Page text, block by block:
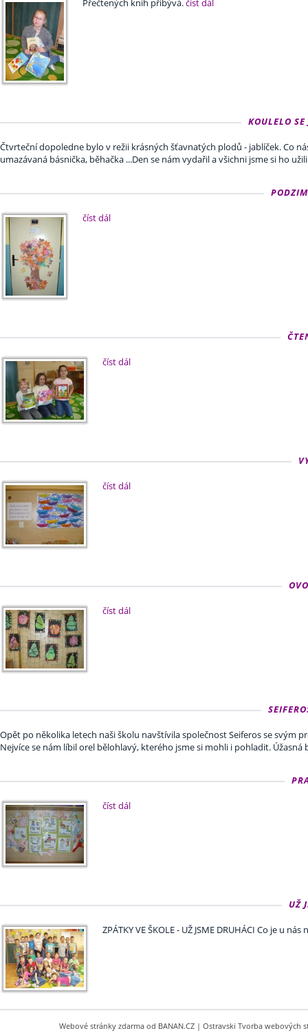
Přečtených knih přibývá.číst dál
KOULELO
Čtvrteční dopoledne bylo v režii krásných šťavnatých plodů - jablíček. Co
umazávaná básnička, běhačka ...Den se nám vydařil a všichni jsme si ho
číst dál
číst dál
číst dál
číst dál
Opět po několika letech naši školu navštívila společnost Seiferos se
Nejvíce se nám líbil orel bělohlavý, kterého jsme si mohli i pohladit.
číst dál
UŽ
ZPÁTKY VE ŠKOLE - UŽ JSME DRUHÁCI Co je u
Webové stránky zdarma od BANAN.CZ | Ostravski Tvorba webových